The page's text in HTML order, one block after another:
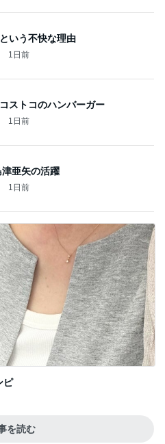
いう不快な理由
1日前
ストコのハンバーガー
1日前
亜矢の活躍
1日前
ピ
を読む